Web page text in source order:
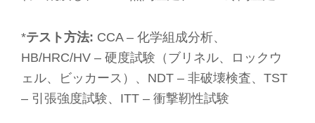
*テスト方法: CCA – 化学組成分析、
HB/HRC/HV – 硬度試験（ブリネル、ロックウ
ェル、ビッカース）、NDT – 非破壊検査、TST
– 引張強度試験、ITT – 衝撃靭性試験